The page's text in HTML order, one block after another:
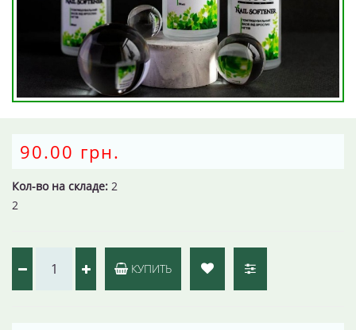
90.00 грн.
Кол-во на складе: 2
2
КУПИТЬ